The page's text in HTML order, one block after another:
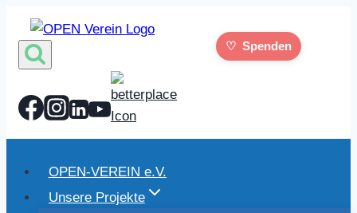
♡ Spenden
Zum
Inhalt
springen
OPEN-VEREIN e.V.
Unsere Projekte